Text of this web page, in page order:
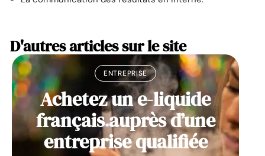
D'autres articles sur le site
ENTREPRISE
Achetez un e-liquide
français auprès d’une
entreprise qualifiée